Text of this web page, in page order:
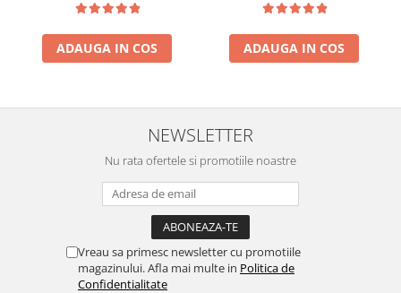
ADAUGA IN COS ADAUGA IN COS
NEWSLETTER
Nu rata ofertele si promotiile noastre
Vreau sa primesc newsletter cu promotiile
magazinului. Afla mai multe in Politica de
Confidentialitate